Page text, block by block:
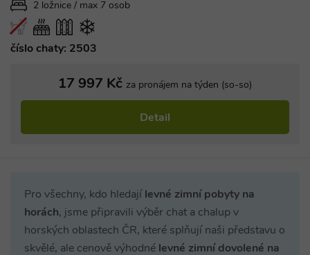
2 ložnice / max 7 osob
číslo chaty: 2503
17 997 Kč za pronájem na týden (so-so)
Detail
Pro všechny, kdo hledají
levné zimní pobyty na
horách, jsme připravili výběr chat a chalup v
horských oblastech ČR, které splňují naši představu o
skvělé, ale cenově výhodné levné zimní dovolené na